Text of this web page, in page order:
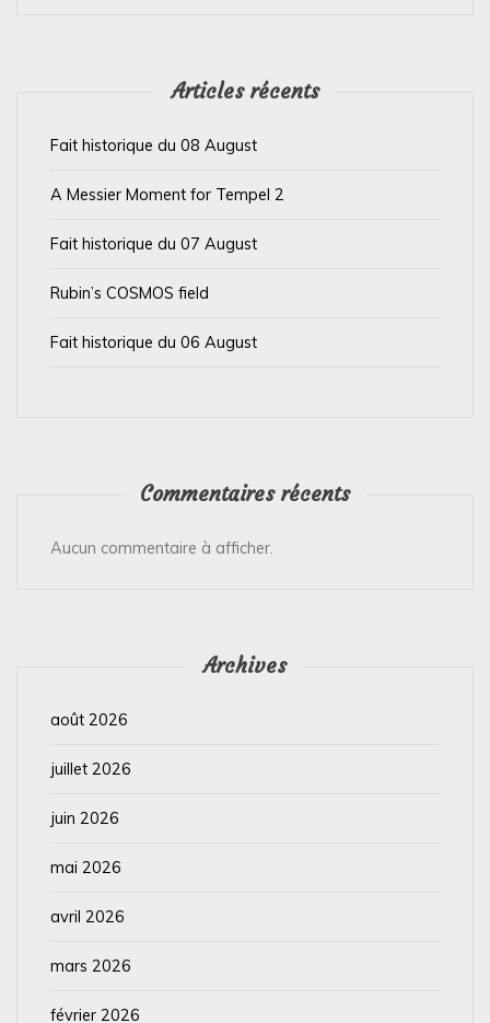
Articles récents
Fait historique du 08 August
A Messier Moment for Tempel 2
Fait historique du 07 August
Rubin’s COSMOS field
Fait historique du 06 August
Commentaires récents
Aucun commentaire à afficher.
Archives
août 2026
juillet 2026
juin 2026
mai 2026
avril 2026
mars 2026
février 2026